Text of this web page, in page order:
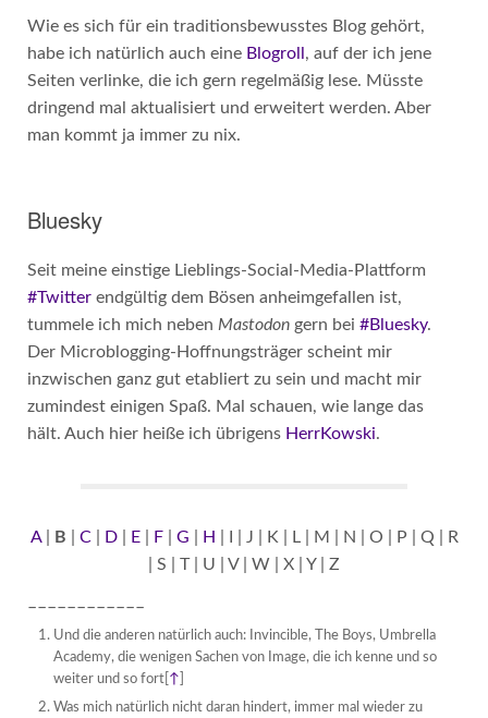
Wie es sich für ein traditionsbewusstes Blog gehört,
habe ich natürlich auch eine Blogroll , auf der ich jene
Seiten verlinke, die ich gern regelmäßig lese. Müsste
dringend mal aktualisiert und erweitert werden. Aber
man kommt ja immer zu nix.
Bluesky
Seit meine einstige Lieblings-Social-Media-Plattform
#Twitterendgültig dem Bösen anheimgefallen ist,
tummele ich mich neben Mastodongern bei #Bluesky.
Der Microblogging-Hoffnungsträger scheint mir
inzwischen ganz gut etabliert zu sein und macht mir
zumindest einigen Spaß. Mal schauen, wie lange das
hält. Auch hier heiße ich übrigens HerrKowski.
A| B C| D| E| F| G H | I | J | K | L | M | N | O | P | Q | R
| S | T | U | V | W | X | Y | Z
––––––––––––
Und die anderen natürlich auch: Invincible, The Boys, Umbrella
Academy, die wenigen Sachen von Image, die ich kenne und so
weiter und so fort[ ↑
Was mich natürlich nicht daran hindert, immer mal wieder zu